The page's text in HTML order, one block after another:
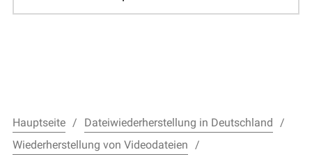
Hauptseite
Dateiwiederherstellung in Deutschland
Wiederherstellung von Videodateien